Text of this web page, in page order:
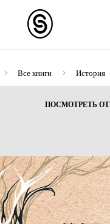
Все книги
История
уцелел. Куда ведет
ПОСМОТРЕТЬ